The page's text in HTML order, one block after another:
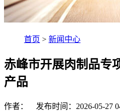
首页 > 新闻中心
赤峰市开展肉制品专
产品
作者： 发布时间：2026-05-27